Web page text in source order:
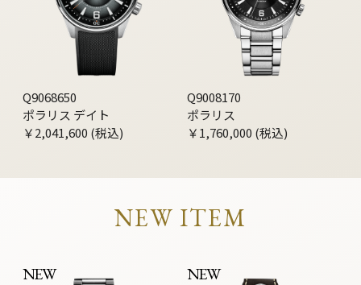
Q9068650
ポラリス デイト
￥2,041,600 (税込)
Q9008170
ポラリス
￥1,760,000 (税込)
NEW ITEM
NEW NEW